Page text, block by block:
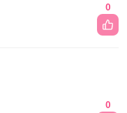
0
0